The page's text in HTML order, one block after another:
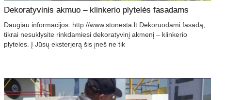
Dekoratyvinis akmuo – klinkerio plytelės fasadams
Daugiau informacijos: http://www.stonesta.lt Dekoruodami fasadą,
tikrai nesuklysite rinkdamiesi dekoratyvinį akmenį – klinkerio
plyteles. Į Jūsų eksterjerą šis įneš ne tik